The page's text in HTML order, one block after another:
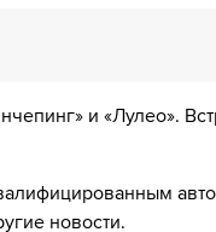
и «Лулео».
новости.